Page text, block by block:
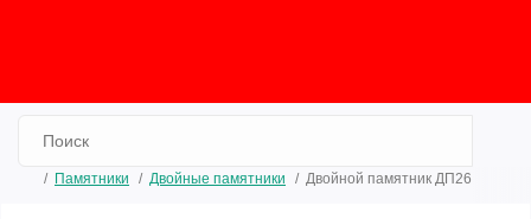
Памятники Двойные памятники Двойной памятник ДП26